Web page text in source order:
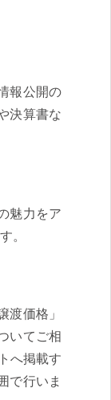
報公開の
決算書な
魅力をア
。
渡価格」
いてご相
へ掲載す
で行いま